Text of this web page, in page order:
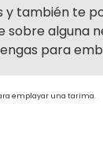
y también te
sobre alguna
para
emplayar una tarima.